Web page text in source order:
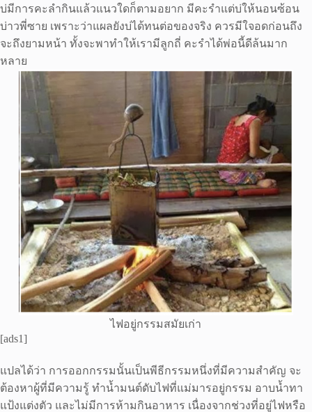
บ่มีการคะลำกินแล้วแนวใดก็ตามอยาก มีคะรำแต่บ่ให้นอนซ้อน
บ่าวพี่ซาย เพราะว่าแผลยังบ่ได้ทนต่อของจริง ควรมีใจอดก่อนถึง
จะถึงยามหน้า ทั้งจะพาทำให้เรามีลูกถี่ คะรำได้พ่อนี้ดีล้นมาก
หลาย
ไฟอยู่กรรมสมัยเก่า
[ads1]
แปลได้ว่า การออกกรรมนั้นเป็นพีธีกรรมหนึ่งที่มีความสำคัญ จะ
ต้องหาผู้ที่มีความรู้ ทำน้ำมนต์ดับไฟที่แม่มารอยู่กรรม อาบน้ำทา
แป้งแต่งตัว และไม่มีการห้ามกินอาหาร เนื่องจากช่วงที่อยู่ไฟหรือ